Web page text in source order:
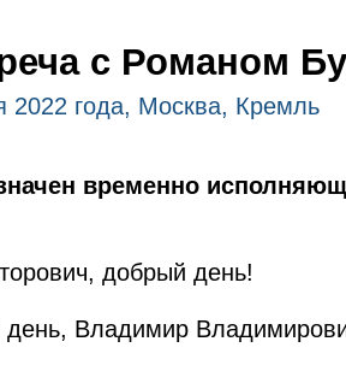
с Романом
2022 года, Москва, Кремль
временно
добрый день!
Владимир